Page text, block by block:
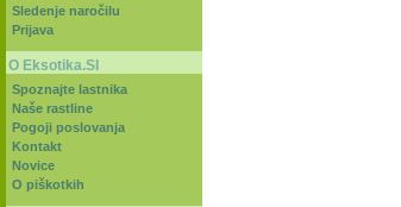
Sledenje naročilu
Prijava
O Eksotika.SI
Spoznajte lastnika
Naše rastline
Pogoji poslovanja
Kontakt
Novice
O piškotkih